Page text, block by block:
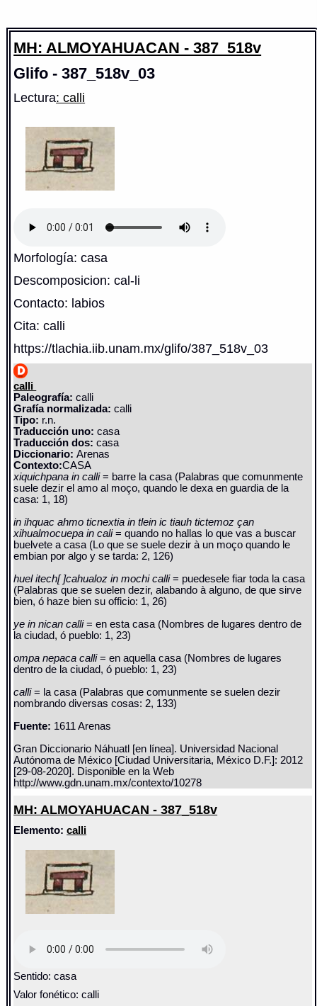
MH: ALMOYAHUACAN - 387_518v
Glifo - 387_518v_03
Lectura: calli
Morfología: casa
Descomposicion: cal-li
Contacto: labios
Cita: calli
https://tlachia.iib.unam.mx/glifo/387_518v_03
calli
Paleografía: calli
Grafía normalizada: calli
Tipo: r.n.
Traducción uno: casa
Traducción dos: casa
Diccionario:Arenas
Contexto:CASA
xiquichpana in calli= barre la casa (Palabras que comunmente
suele dezir el amo al moço, quando le dexa en guardia de la
casa: 1, 18)
in ihquac ahmo ticnextia in tlein ic tiauh tictemoz çan
xihualmocuepa in cali= quando no hallas lo que vas a buscar
buelvete a casa (Lo que se suele dezir à un moço quando le
embian por algo y se tarda: 2, 126)
huel itech[ ]cahualoz in mochi calli= puedesele fiar toda la casa
(Palabras que se suelen dezir, alabando à alguno, de que sirve
bien, ó haze bien su officio: 1, 26)
ye in nican calli= en esta casa (Nombres de lugares dentro de
la ciudad, ó pueblo: 1, 23)
ompa nepaca calli= en aquella casa (Nombres de lugares
dentro de la ciudad, ó pueblo: 1, 23)
calli= la casa (Palabras que comunmente se suelen dezir
nombrando diversas cosas: 2, 133)
Fuente: 1611 Arenas
Gran Diccionario Náhuatl [en línea]. Universidad Nacional
Autónoma de México [Ciudad Universitaria, México D.F.]: 2012
[29-08-2020]. Disponible en la Web
http://www.gdn.unam.mx/contexto/10278
MH: ALMOYAHUACAN - 387_518v
Elemento:calli
Sentido: casa
Valor fonético: calli